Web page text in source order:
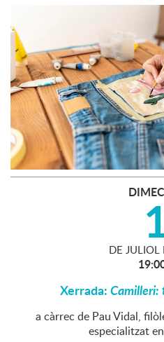
DE JULIOL
Xerrada:Camilleri:
a càrrec de Pau Vidal,
especialitzat